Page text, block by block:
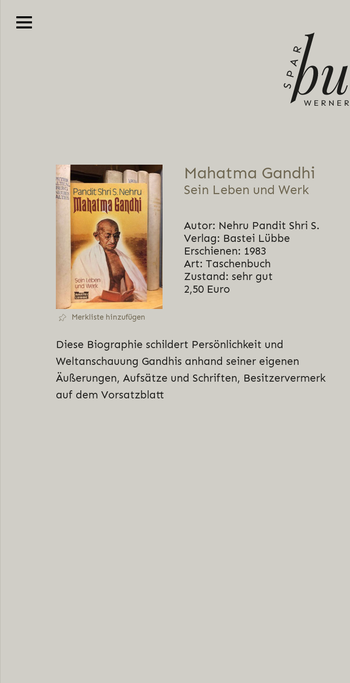
Merkliste hinzufügen
Mahatma Gandhi
Sein Leben und Werk
Autor: Nehru Pandit Shri S.
Verlag: Bastei Lübbe
Erschienen: 1983
Art: Taschenbuch
Zustand: sehr gut
2,50 Euro
Diese Biographie schildert Persönlichkeit und
Weltanschauung Gandhis anhand seiner eigenen
Äußerungen, Aufsätze und Schriften, Besitzervermerk
auf dem Vorsatzblatt